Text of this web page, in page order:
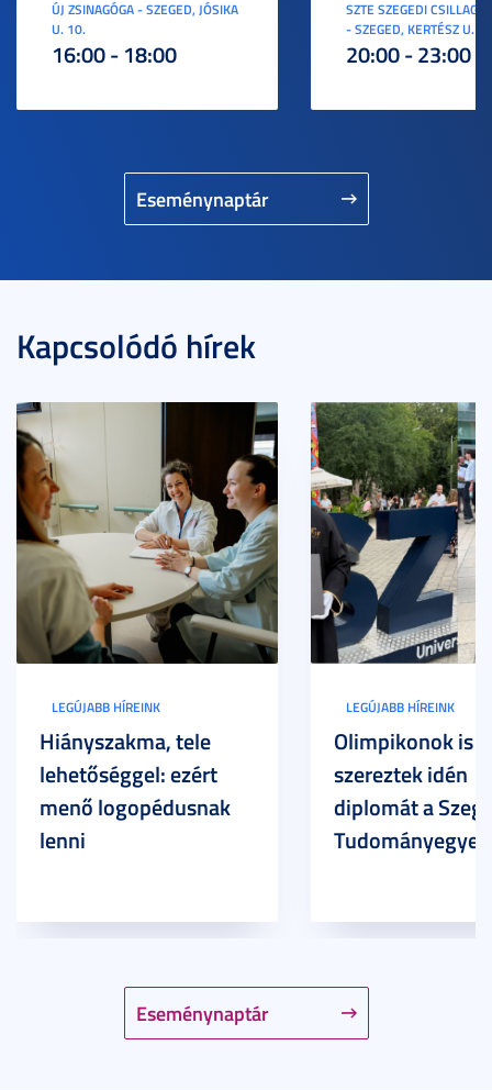
Eseménynaptár
ÚJ ZSINAGÓGA - SZEGED, JÓSIKA
U. 10.
16:00 - 18:00
SZTE SZEGEDI
- SZEGED, KERTÉSZ U. 3.
20:00 - 23:00
Kapcsolódó hírek
Eseménynaptár
LEGÚJABB HÍREINK
Hiányszakma, tele
lehetőséggel: ezért
menő logopédusnak
lenni
LEGÚJABB HÍREINK
Olimpikonok is
szereztek idén
diplomát a